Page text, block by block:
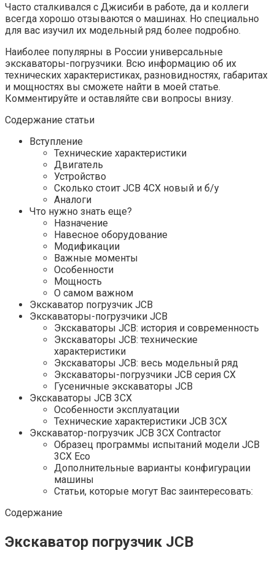
Часто сталкивался с Джисиби в работе, да и коллеги
всегда хорошо отзываются о машинах. Но специально
для вас изучил их модельный ряд более подробно.
Наиболее популярны в России универсальные
экскаваторы-погрузчики. Всю информацию об их
технических характеристиках, разновидностях, габаритах
и мощностях вы сможете найти в моей статье.
Комментируйте и оставляйте сви вопросы внизу.
Содержание статьи
Вступление
Технические характеристики
Двигатель
Устройство
Сколько стоит JCB 4CX новый и б/у
Аналоги
Что нужно знать еще?
Назначение
Навесное оборудование
Модификации
Важные моменты
Особенности
Мощность
О самом важном
Экскаватор погрузчик JCB
Экскаваторы-погрузчики JCB
Экскаваторы JCB: история и современность
Экскаваторы JCB: технические
характеристики
Экскаваторы JCB: весь модельный ряд
Экскаваторы-погрузчики JCB серия CX
Гусеничные экскаваторы JCB
Экскаваторы JCB 3CX
Особенности эксплуатации
Технические характеристики JCB 3CX
Экскаватор-погрузчик JCB 3CX Contractor
Образец программы испытаний модели JCB
3CX Eco
Дополнительные варианты конфигурации
машины
Статьи, которые могут Вас заинтересовать:
Содержание
Экскаватор погрузчик JCB